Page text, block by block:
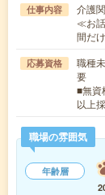
仕事内容
介護
≪お
間だ
応募資格
職種
要
■無資
以上
職場の雰囲気
年齢層